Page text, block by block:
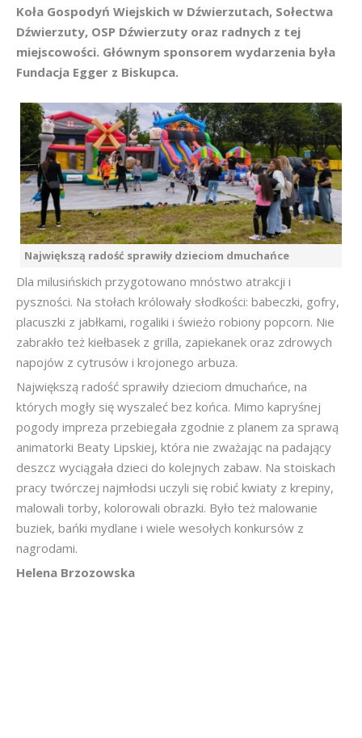
Koła Gospodyń Wiejskich w Dźwierzutach, Sołectwa
Dźwierzuty, OSP Dźwierzuty oraz radnych z tej
miejscowości. Głównym sponsorem wydarzenia była
Fundacja Egger z Biskupca.
Największą radość sprawiły dzieciom dmuchańce
Dla milusińskich przygotowano mnóstwo atrakcji i
pyszności. Na stołach królowały słodkości: babeczki, gofry,
placuszki z jabłkami, rogaliki i świeżo robiony popcorn. Nie
zabrakło też kiełbasek z grilla, zapiekanek oraz zdrowych
napojów z cytrusów i krojonego arbuza.
Największą radość sprawiły dzieciom dmuchańce, na
których mogły się wyszaleć bez końca. Mimo kapryśnej
pogody impreza przebiegała zgodnie z planem za sprawą
animatorki Beaty Lipskiej, która nie zważając na padający
deszcz wyciągała dzieci do kolejnych zabaw. Na stoiskach
pracy twórczej najmłodsi uczyli się robić kwiaty z krepiny,
malowali torby, kolorowali obrazki. Było też malowanie
buziek, bańki mydlane i wiele wesołych konkursów z
nagrodami.
Helena Brzozowska